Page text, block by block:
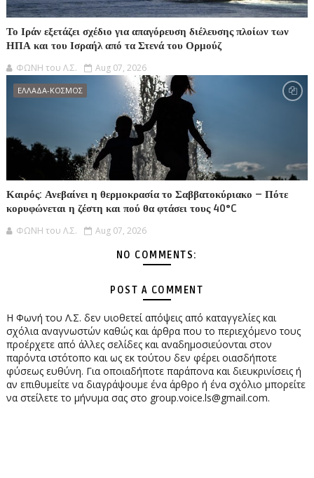
Το Ιράν εξετάζει σχέδιο για απαγόρευση διέλευσης πλοίων των
ΗΠΑ και του Ισραήλ από τα Στενά του Ορμούζ
ΦΩΝΗ του Λ.Σ. Aug 07, 2026
ΕΛΛΑΔΑ-ΚΟΣΜΟΣ
Καιρός: Ανεβαίνει η θερμοκρασία το Σαββατοκύριακο – Πότε
κορυφώνεται η ζέστη και πού θα φτάσει τους 40°C
ΦΩΝΗ του Λ.Σ. Aug 07, 2026
NO COMMENTS:
POST A COMMENT
Η Φωνή του Λ.Σ. δεν υιοθετεί απόψεις από καταγγελίες και
σχόλια αναγνωστών καθώς και άρθρα που το περιεχόμενο τους
προέρχετε από άλλες σελίδες και αναδημοσιεύονται στον
παρόντα ιστότοπο και ως εκ τούτου δεν φέρει οιασδήποτε
φύσεως ευθύνη. Για οποιαδήποτε παράπονα και διευκρινίσεις ή
αν επιθυμείτε να διαγράψουμε ένα άρθρο ή ένα σχόλιο μπορείτε
να στείλετε το μήνυμα σας στο group.voice.ls@gmail.com.